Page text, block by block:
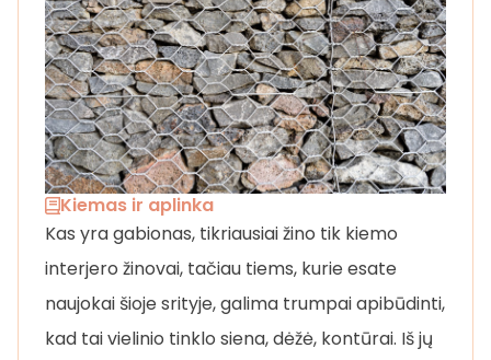
Kiemas ir aplinka
Kas yra gabionas, tikriausiai žino tik kiemo
interjero žinovai, tačiau tiems, kurie esate
naujokai šioje srityje, galima trumpai apibūdinti,
kad tai vielinio tinklo siena, dėžė, kontūrai. Iš jų